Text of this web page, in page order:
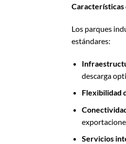
Características
Los parques
estándares:
descarga
Flexibilidad
Servicios